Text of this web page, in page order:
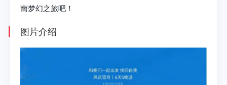
南梦幻之旅吧！
图片介绍